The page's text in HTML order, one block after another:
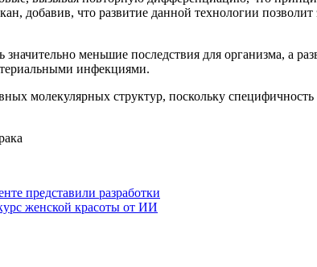
добавив, что развитие данной технологии
меньшие последствия для организма, а
инфекциями.
молекулярных структур, поскольку специфичность
представили разработки
женской красоты от ИИ